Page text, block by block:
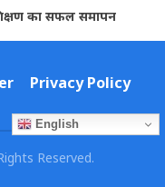
का सफल समापन
Privacy Policy
English
Reserved.